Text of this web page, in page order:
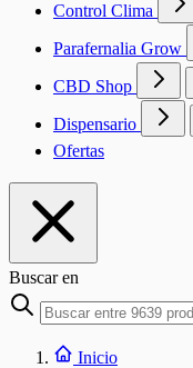
Control Clima
Parafernalia Grow
CBD Shop
Dispensario
Ofertas
Buscar en
Inicio